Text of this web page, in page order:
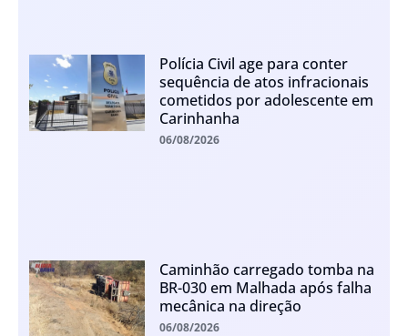
Polícia Civil age para conter
sequência de atos infracionais
cometidos por adolescente em
Carinhanha
06/08/2026
Caminhão carregado tomba na
BR-030 em Malhada após falha
mecânica na direção
06/08/2026